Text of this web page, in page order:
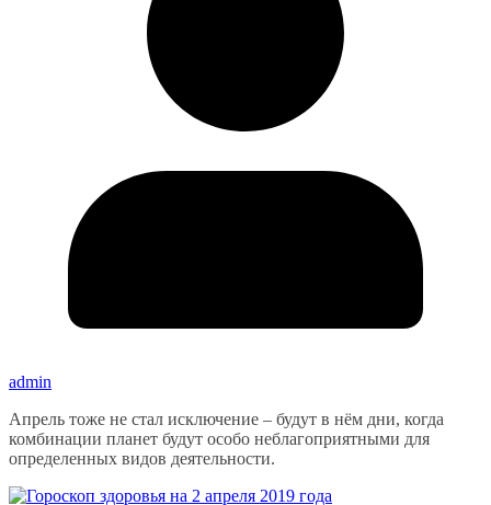
admin
Апрель тоже не стал исключение – будут в нём дни, когда
комбинации планет будут особо неблагоприятными для
определенных видов деятельности.